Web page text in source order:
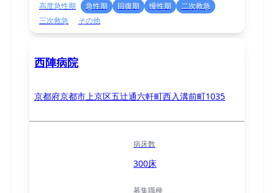
高度急性期 急性期 回復期 慢性期
二次救急
三次救急
その他
西陣病院
京都府京都市上京区五辻通六軒町西入溝前町1035
病床数
300床
募集職種